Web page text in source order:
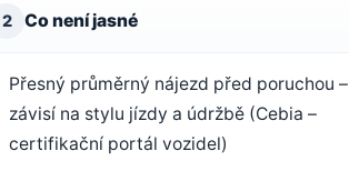
2 Co není jasné
Přesný průměrný nájezd před poruchou –
závisí na stylu jízdy a údržbě (Cebia –
certifikační portál vozidel)